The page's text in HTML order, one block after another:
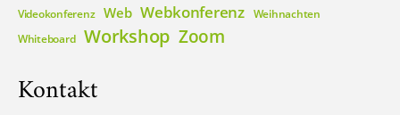
Videokonferenz Web Webkonferenz Weihnachten
Whiteboard Workshop Zoom
Kontakt